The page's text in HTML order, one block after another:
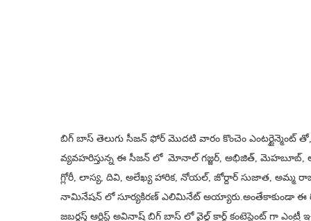
బిగ్ బాస్ తెలుగు సీజన్ ఫోర్ మొదటి వారం కొంచెం ఎంటర్టైన్మెంట్
వ్యవహరిస్తున్న ఈ సీజన్ లో మోనాల్ గజ్జర్, అభిజిత్,
గ్లోరీ, లాస్య, దివి, అలేఖ్య హారిక, నోయల్, జోర్దార్ సుజాత, అమ్మ
నామినేషన్ లో సూర్యకిరణ్ ఎలిమినేట్ అయ్యారు.అంతేకాకుండా ఈ
జబర్దస్త్ ఆర్టిస్ట్ అవినాష్ బిగ్ బాస్ లో వైల్డ్ కార్డ్ కంటెస్టెంట్ గా ఎంట్రీ